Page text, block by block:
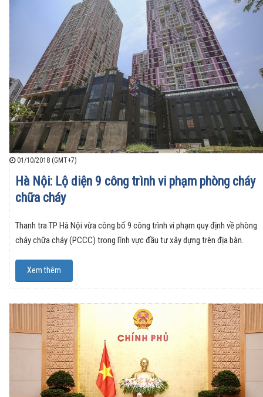
01/10/2018 (GMT+7)
Hà Nội: Lộ diện 9 công trình vi phạm phòng cháy
chữa cháy
Thanh tra TP Hà Nội vừa công bố 9 công trình vi phạm quy định về phòng
cháy chữa cháy (PCCC) trong lĩnh vực đầu tư xây dựng trên địa bàn.
Xem thêm